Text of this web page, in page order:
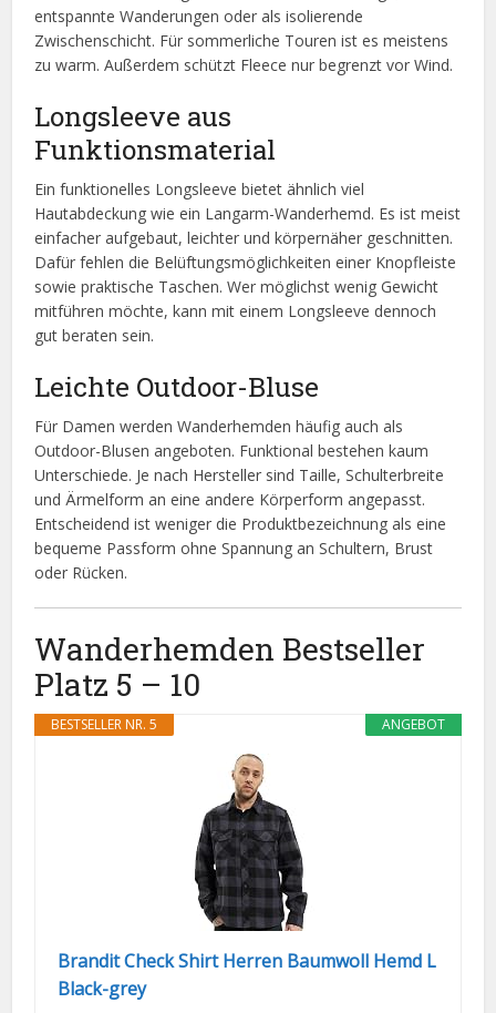
entspannte Wanderungen oder als isolierende
Zwischenschicht. Für sommerliche Touren ist es meistens
zu warm. Außerdem schützt Fleece nur begrenzt vor Wind.
Longsleeve aus
Funktionsmaterial
Ein funktionelles Longsleeve bietet ähnlich viel
Hautabdeckung wie ein Langarm-Wanderhemd. Es ist meist
einfacher aufgebaut, leichter und körpernäher geschnitten.
Dafür fehlen die Belüftungsmöglichkeiten einer Knopfleiste
sowie praktische Taschen. Wer möglichst wenig Gewicht
mitführen möchte, kann mit einem Longsleeve dennoch
gut beraten sein.
Leichte Outdoor-Bluse
Für Damen werden Wanderhemden häufig auch als
Outdoor-Blusen angeboten. Funktional bestehen kaum
Unterschiede. Je nach Hersteller sind Taille, Schulterbreite
und Ärmelform an eine andere Körperform angepasst.
Entscheidend ist weniger die Produktbezeichnung als eine
bequeme Passform ohne Spannung an Schultern, Brust
oder Rücken.
Wanderhemden Bestseller
Platz 5 – 10
ANGEBOT
BESTSELLER NR. 5
Brandit Check Shirt Herren Baumwoll Hemd L
Black-grey